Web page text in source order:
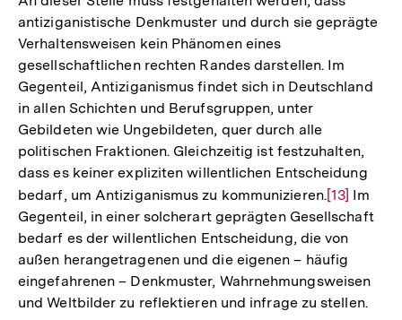
antiziganistische Denkmuster und durch sie geprägte
Verhaltensweisen kein Phänomen eines
gesellschaftlichen rechten Randes darstellen. Im
Gegenteil, Antiziganismus findet sich in Deutschland
in allen Schichten und Berufsgruppen, unter
Gebildeten wie Ungebildeten, quer durch alle
politischen Fraktionen. Gleichzeitig ist festzuhalten,
dass es keiner expliziten willentlichen Entscheidung
bedarf, um Antiziganismus zu kommunizieren.Zur
Auflösung
der
Fußnote
[13] Im
Gegenteil, in einer solcherart geprägten Gesellschaft
bedarf es der willentlichen Entscheidung, die von
außen herangetragenen und die eigenen – häufig
eingefahrenen – Denkmuster, Wahrnehmungsweisen
und Weltbilder zu reflektieren und infrage zu stellen.